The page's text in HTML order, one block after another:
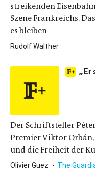
streikenden
Szene Frankreichs.
es bleiben
Rudolf Walther
„Er
Der Schriftsteller
Premier Viktor
und die Freiheit der
Olivier Guez The